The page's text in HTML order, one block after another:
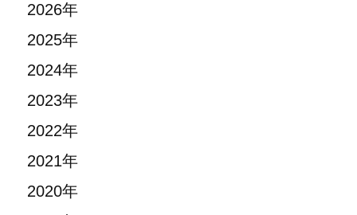
2026年
2025年
2024年
2023年
2022年
2021年
2020年